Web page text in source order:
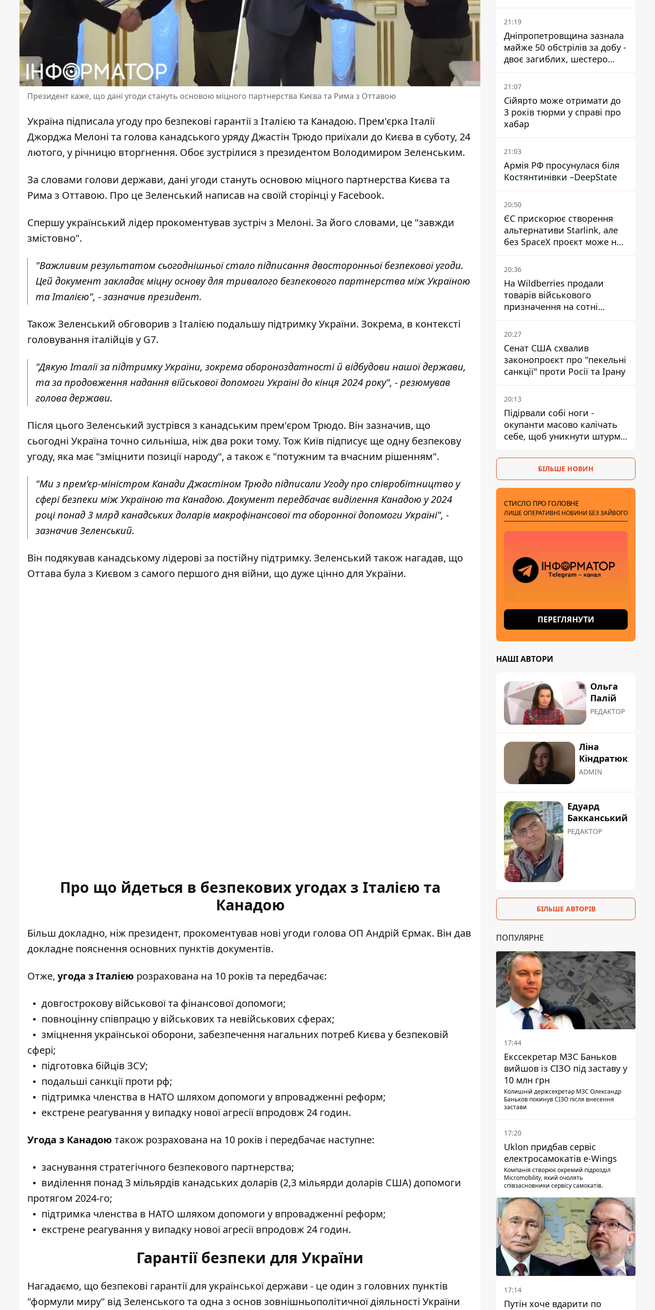
Президент каже, що дані угоди стануть основою міцного партнерства Києва та Рима з Оттавою
Україна підписала угоду про безпекові гарантіїз Італією та Канадою. Прем'єрка Італії
Джорджа Мелоні та голова канадського уряду Джастін Трюдо приїхали до Києва в суботу, 24
лютого, у річницю вторгнення. Обоє зустрілися з президентом Володимиром Зеленським.
За словами голови держави, дані угоди стануть основою міцного партнерства Києва та
Рима з Оттавою. Про це Зеленський написав на своїй сторінці у Facebook.
Спершу український лідер прокоментував зустріч з Мелоні. За його словами, це "завжди
змістовно".
"Важливим результатом сьогоднішньої стало підписання двосторонньої безпекової угоди.
Цей документ закладає міцну основу для тривалого безпекового партнерства між Україною
та Італією", - зазначив президент.
Також Зеленський обговорив з Італією подальшу підтримку України. Зокрема, в контексті
головування італійців у G7.
"Дякую Італії за підтримку України, зокрема обороноздатності й відбудови нашої держави,
та за продовження надання військової допомоги Україні до кінця 2024 року", - резюмував
голова держави.
Після цього Зеленський зустрівся з канадським прем'єром Трюдо. Він зазначив, що
сьогодні Україна точно сильніша, ніж два роки тому. Тож Київ підписує ще одну безпекову
угоду, яка має "зміцнити позиції народу", а також є "потужним та вчасним рішенням".
"Ми з премʼєр-міністром Канади Джастіном Трюдо підписали Угоду про співробітництво у
сфері безпеки між Україною та Канадою. Документ передбачає виділення Канадою у 2024
році понад 3 млрд канадських доларів макрофінансової та оборонної допомоги Україні", -
зазначив Зеленський.
Він подякував канадському лідерові за постійну підтримку. Зеленський також нагадав, що
Оттава була з Києвом з самого першого дня війни, що дуже цінно для України.
Про що йдеться в безпекових угодах з Італією та
Канадою
Більш докладно, ніж президент, прокоментував нові угоди голова ОП Андрій Єрмак. Він дав
докладне пояснення основних пунктів документів.
Отже, угода з Італією розрахована на 10 років та передбачає:
довгострокову військової та фінансової допомоги;
повноцінну співпрацю у військових та невійськових сферах;
зміцнення української оборони, забезпечення нагальних потреб Києва у безпековій
сфері;
підготовка бійців ЗСУ;
подальші санкції проти рф;
підтримка членства в НАТО шляхом допомоги у впровадженні реформ;
екстрене реагування у випадку нової агресії впродовж 24 годин.
Угода з Канадою також розрахована на 10 років і передбачає наступне:
заснування стратегічного безпекового партнерства;
виділення понад 3 мільярдів канадських доларів (2,3 мільярди доларів США) допомоги
протягом 2024-го;
підтримка членства в НАТО шляхом допомоги у впровадженні реформ;
екстрене реагування у випадку нової агресії впродовж 24 годин.
Гарантії безпеки для України
Нагадаємо, що безпекові гарантії для української держави - це один з головних пунктів
"формули миру" від Зеленського та одна з основ зовнішньополітичної діяльності України
21:19
Дніпропетровщина зазнала
майже 50 обстрілів за добу -
двоє загиблих, шестеро
постраждалих
21:07
Сійярто може отримати до
3 років тюрми у справі про
хабар
21:03
Армія РФ просунулася біля
Костянтинівки –DeepState
20:50
ЄС прискорює створення
альтернативи Starlink, але
без SpaceX проєкт може не
обійтися
20:36
На Wildberries продали
товарів військового
призначення на сотні
мільйонів, але удари ЗСУ
змінили ситуацію
20:27
Сенат США схвалив
законопроєкт про "пекельні
санкції" проти Росії та Ірану
20:13
Підірвали собі ноги -
окупанти масово калічать
себе, щоб уникнути штурмів
БІЛЬШЕ НОВИН
СТИСЛО ПРО ГОЛОВНЕ
ЛИШЕ ОПЕРАТИВНІ НОВИНИ БЕЗ ЗАЙВОГО
ПЕРЕГЛЯНУТИ
НАШІ АВТОРИ
Ольга
Палій
РЕДАКТОР
Ліна
Кіндратюк
ADMIN
Едуард
Бакканський
РЕДАКТОР
БІЛЬШЕ АВТОРІВ
ПОПУЛЯРНЕ
17:44
Екссекретар МЗС Баньков
вийшов із СІЗО під заставу у
10 млн грн
Колишній держсекретар МЗС Олександр
Баньков покинув СІЗО після внесення
застави
17:20
Uklon придбав сервіс
електросамокатів e-Wings
Компанія створює окремий підрозділ
Micromobility, який очолять
співзасновники сервісу самокатів.
17:14
Путін хоче вдарити по